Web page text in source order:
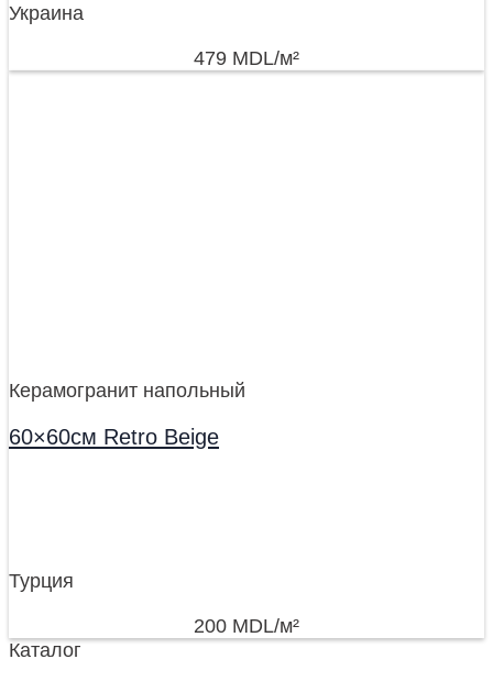
Украина
479 MDL/м²
Керамогранит напольный
60×60см Retro Beige
Турция
200 MDL/м²
Каталог